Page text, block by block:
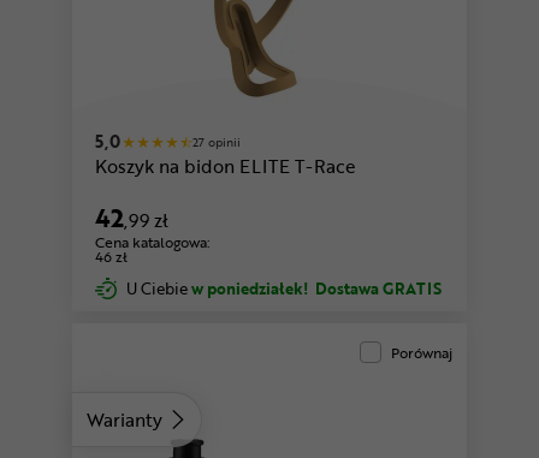
5,0 27 opinii
Koszyk na bidon ELITE T-Race
42,99 zł
Cena katalogowa:
46 zł
U Ciebiew poniedziałek! Dostawa GRATIS
Warianty
Porównaj